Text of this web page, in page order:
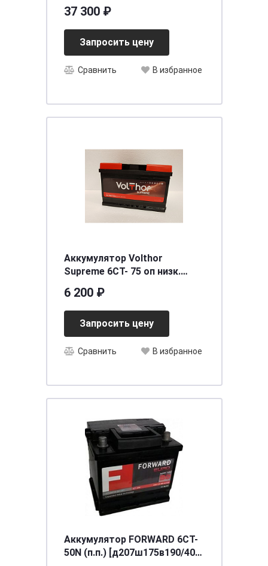
37 300 ₽
Запросить цену
Сравнить В избранное
Аккумулятор Volthor
Supreme 6СТ- 75 оп низк.
6 200 ₽
Запросить цену
Сравнить В избранное
Аккумулятор FORWARD 6СТ-
50N (п.п.) [д207ш175в190/400]